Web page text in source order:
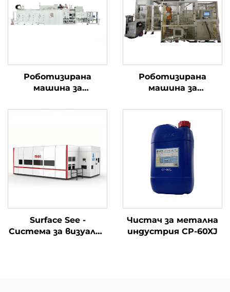
Роботизирана
машина за
високо налягане
Роботизирана
машина за
прецизност на
мотовилка
Surface See -
Система за визуална
Чистач за метална
индустрия CP-60XJ